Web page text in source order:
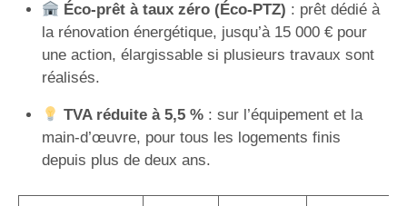
Éco-prêt à taux zéro (Éco-PTZ) : prêt dédié à
la rénovation énergétique, jusqu’à 15 000 € pour
une action, élargissable si plusieurs travaux sont
réalisés.
TVA réduite à 5,5 %: sur l’équipement et la
main-d’œuvre, pour tous les logements finis
depuis plus de deux ans.